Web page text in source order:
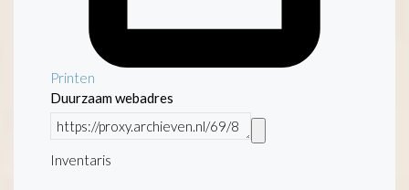
Printen
Duurzaam webadres
Inventaris